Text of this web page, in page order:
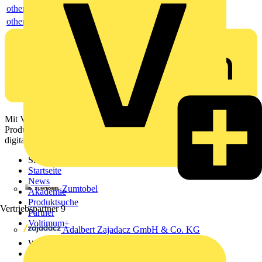
Zumtobel
Vertriebspartner 9
Adalbert Zajadacz GmbH & Co. KG
others
others
Mit Voltimum erhalten Elektrofachkräfte Zugang zu Branchennews,
Produktinformationen, Schulungen und Tools – alles auf einer
digitalen Plattform und Community.
Sitemap
Startseite
News
Akademie
Produktsuche
Partner
Voltimum+
Weitere Links